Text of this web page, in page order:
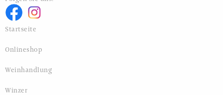
Startseite
Onlineshop
Weinhandlung
Winzer